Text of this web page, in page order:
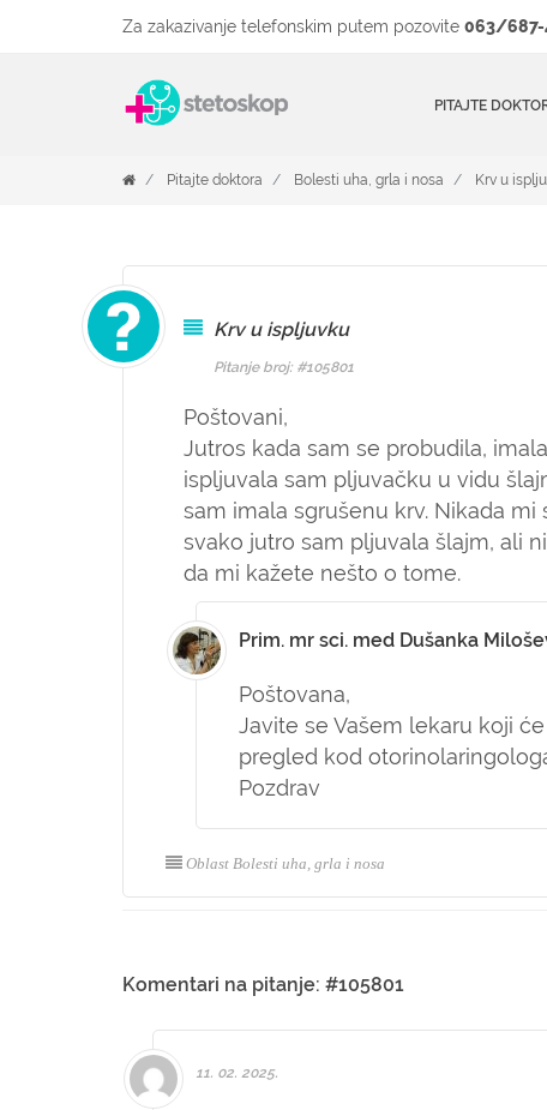
Za zakazivanje telefonskim putem pozovite 063/687-
PITAJTE
Pitajte doktora Bolesti uha, grla i nosa Krv u
Krv u ispljuvku
Pitanje broj: #105801
Poštovani,
Jutros kada sam se probudila,
ispljuvala sam pljuvačku u vidu
sam imala sgrušenu krv. Nikada
svako jutro sam pljuvala šlajm, ali
da mi kažete nešto o tome.
Prim. mr sci. med Dušanka
Poštovana,
Javite se Vašem lekaru koji
pregled kod
Pozdrav
Oblast Bolesti uha, grla i nosa
Komentari na pitanje: #105801
11. 02. 2025.